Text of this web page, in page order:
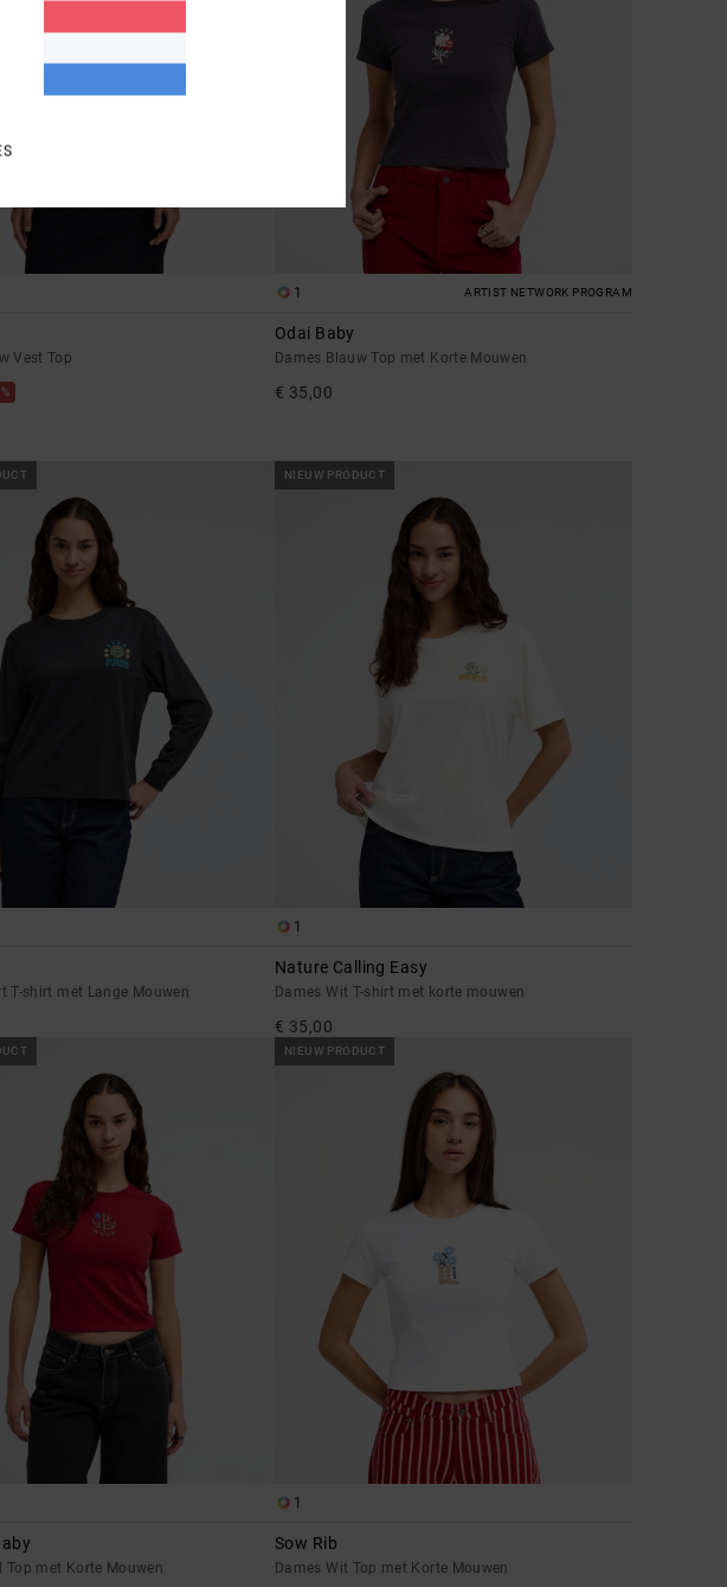
Vest Top
1 ARTIST NETWORK PROGRAM
Odai Baby
Dames Blauw Top met Korte Mouwen
€ 35,00
T-shirt met Lange Mouwen
NIEUW PRODUCT
1
Nature Calling Easy
Dames Wit T-shirt met korte mouwen
€ 35,00
Top met Korte Mouwen
NIEUW PRODUCT
1
Sow Rib
Dames Wit Top met Korte Mouwen